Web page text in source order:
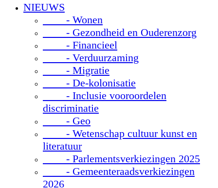
NIEUWS
- Wonen
- Gezondheid en Ouderenzorg
- Financieel
- Verduurzaming
- Migratie
- De-kolonisatie
- Inclusie vooroordelen
discriminatie
- Geo
- Wetenschap cultuur kunst en
literatuur
- Parlementsverkiezingen 2025
- Gemeenteraadsverkiezingen
2026